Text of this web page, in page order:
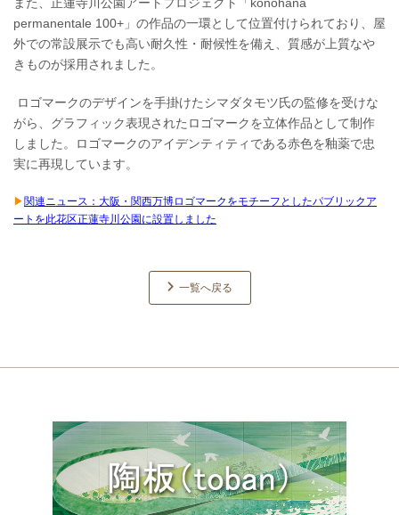
permanentale 100+」の作品の一環として位置付けられており、屋
外での常設展示でも高い耐久性・耐候性を備え、質感が上質なや
きものが採用されました。
ロゴマークのデザインを手掛けたシマダタモツ氏の監修を受けな
がら、グラフィック表現されたロゴマークを立体作品として制作
しました。ロゴマークのアイデンティティである赤色を釉薬で忠
実に再現しています。
▶関連ニュース：大阪・関西万博ロゴマークをモチーフとしたパブリックア
ートを此花区正蓮寺川公園に設置しました
一覧へ戻る